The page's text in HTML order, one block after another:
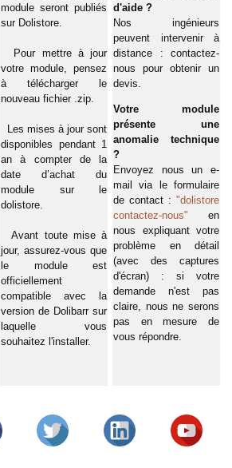
module seront publiés
sur Dolistore.
Pour mettre à jour
votre module, pensez
à télécharger le
nouveau fichier .zip.
Les mises à jour sont
disponibles pendant 1
an à compter de la
date d’achat du
module sur le
dolistore.
Avant toute mise à
jour, assurez-vous que
le module est
officiellement
compatible avec la
version de Dolibarr sur
laquelle vous
souhaitez l'installer.
d'aide ?
Nos ingénieurs
peuvent intervenir à
distance : contactez-
nous pour obtenir un
devis.
Votre module
présente une
anomalie technique
?
Envoyez nous un e-
mail via le formulaire
de contact : "dolistore
contactez-nous" en
nous expliquant votre
problème en détail
(avec des captures
d'écran) : si votre
demande n'est pas
claire, nous ne serons
pas en mesure de
vous répondre.